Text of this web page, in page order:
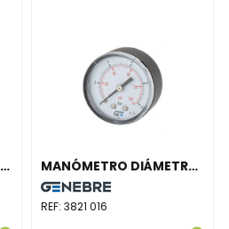
TERMÓMETRO BIMETÁLICO 8035 INFERIOR 63mm L100 -20+60 MANÓMETRO DIÁMETRO 53 0-16 M-1/4" SALIDA POSTERIOR ABS
REF:3821 016